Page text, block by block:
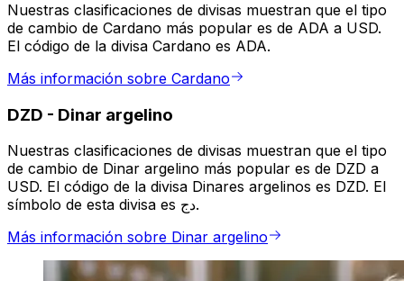
Nuestras clasificaciones de divisas muestran que el tipo
de cambio de Cardano más popular es de ADA a USD.
El código de la divisa Cardano es ADA.
Más información sobre Cardano
DZD - Dinar argelino
Nuestras clasificaciones de divisas muestran que el tipo
de cambio de Dinar argelino más popular es de DZD a
USD. El código de la divisa Dinares argelinos es DZD. El
símbolo de esta divisa es دج.
Más información sobre Dinar argelino